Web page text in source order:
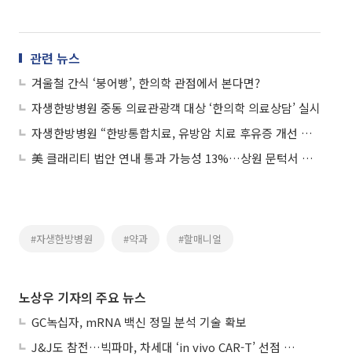
관련 뉴스
겨울철 간식 ‘붕어빵’, 한의학 관점에서 본다면?
자생한방병원 중동 의료관광객 대상 ‘한의학 의료상담’ 실시
자생한방병원 “한방통합치료, 유방암 치료 후유증 개선 효과” 연구 발표
美 클래리티 법안 연내 통과 가능성 13%…상원 문턱서 제동
#자생한방병원 #약과 #할매니얼
노상우 기자의 주요 뉴스
GC녹십자, mRNA 백신 정밀 분석 기술 확보
J&J도 참전…빅파마, 차세대 ‘in vivo CAR-T’ 선점 경쟁 본격화